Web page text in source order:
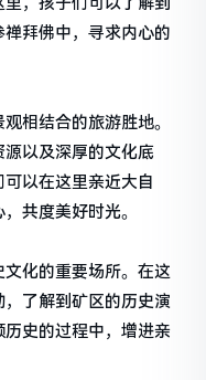
拜佛中，寻求内心的
相结合的旅游胜地。
以及深厚的文化底
以在这里亲近大自
共度美好时光。
化的重要场所。在这
了解到矿区的历史演
史的过程中，增进亲